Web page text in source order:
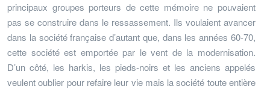
principaux groupes porteurs de cette mémoire ne pouvaient
pas se construire dans le ressassement. Ils voulaient avancer
dans la société française d’autant que, dans les années 60-70,
cette société est emportée par le vent de la modernisation.
D’un côté, les harkis, les pieds-noirs et les anciens appelés
veulent oublier pour refaire leur vie mais la société toute entière